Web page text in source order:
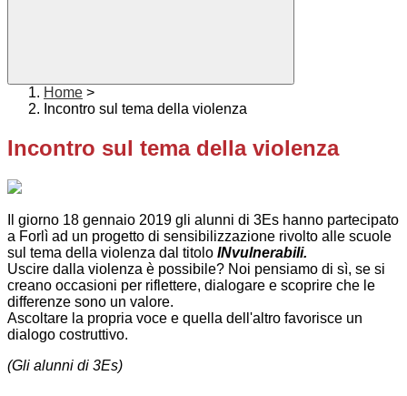
Home >
Incontro sul tema della violenza
Incontro sul tema della violenza
Il giorno 18 gennaio 2019 gli alunni di 3Es hanno partecipato
a Forlì ad un progetto di sensibilizzazione rivolto alle scuole
sul tema della violenza dal titolo INvulnerabili.
Uscire dalla violenza è possibile? Noi pensiamo di sì, se si
creano occasioni per riflettere, dialogare e scoprire che le
differenze sono un valore.
Ascoltare la propria voce e quella dell'altro favorisce un
dialogo costruttivo.
(Gli alunni di 3Es)